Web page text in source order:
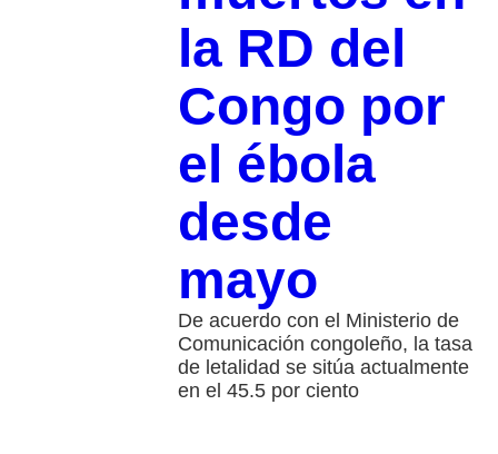
la RD del
Congo por
el ébola
desde
mayo
De acuerdo con el Ministerio de
Comunicación congoleño, la tasa
de letalidad se sitúa actualmente
en el 45.5 por ciento